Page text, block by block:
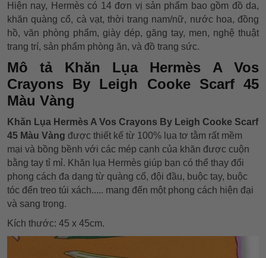
Hiện nay, Hermès có 14 đơn vị sản phẩm bao gồm đồ da,
khăn quàng cổ, cà vạt, thời trang nam/nữ, nước hoa, đồng
hồ, văn phòng phẩm, giày dép, găng tay, men, nghệ thuật
trang trí, sản phẩm phòng ăn, và đồ trang sức.
Mô tả Khăn Lụa Hermès A Vos
Crayons By Leigh Cooke Scarf 45
Màu Vàng
Khăn Lụa Hermès A Vos Crayons By Leigh Cooke Scarf
45 Màu Vàng được thiết kế từ 100% lụa tơ tằm rất mềm
mại và bồng bềnh với các mép cạnh của khăn được cuộn
bằng tay tỉ mỉ. Khăn lụa Hermès giúp bạn có thể thay đổi
phong cách đa dạng từ quàng cổ, đội đầu, buộc tay, buộc
tóc đến treo túi xách..... mang đến một phong cách hiện đại
và sang trọng.
Kích thước: 45 x 45cm.